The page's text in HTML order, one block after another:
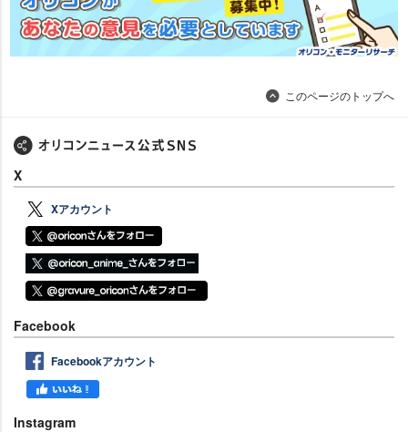
このページのトップへ
X
Xアカウント
Facebook
Facebookアカウント
Instagram